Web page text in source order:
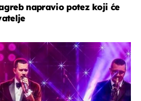
napravio potez koji će